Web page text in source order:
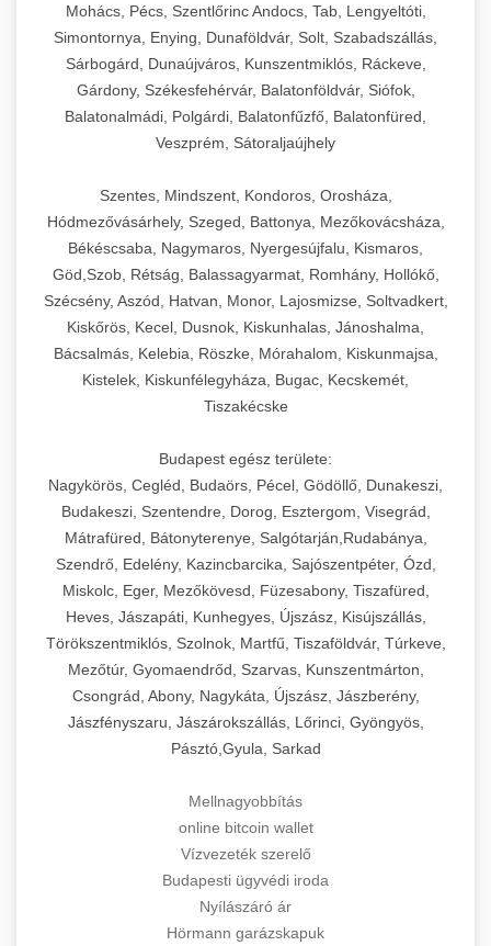
Mohács, Pécs, Szentlőrinc Andocs, Tab, Lengyeltóti,
Simontornya, Enying, Dunaföldvár, Solt, Szabadszállás,
Sárbogárd, Dunaújváros, Kunszentmiklós, Ráckeve,
Gárdony, Székesfehérvár, Balatonföldvár, Siófok,
Balatonalmádi, Polgárdi, Balatonfűzfő, Balatonfüred,
Veszprém, Sátoraljaújhely
Szentes, Mindszent, Kondoros, Orosháza,
Hódmezővásárhely, Szeged, Battonya, Mezőkovácsháza,
Békéscsaba, Nagymaros, Nyergesújfalu, Kismaros,
Göd,Szob, Rétság, Balassagyarmat, Romhány, Hollókő,
Szécsény, Aszód, Hatvan, Monor, Lajosmizse, Soltvadkert,
Kiskőrös, Kecel, Dusnok, Kiskunhalas, Jánoshalma,
Bácsalmás, Kelebia, Röszke, Mórahalom, Kiskunmajsa,
Kistelek, Kiskunfélegyháza, Bugac, Kecskemét,
Tiszakécske
Budapest egész területe:
Nagykörös, Cegléd, Budaörs, Pécel, Gödöllő, Dunakeszi,
Budakeszi, Szentendre, Dorog, Esztergom, Visegrád,
Mátrafüred, Bátonyterenye, Salgótarján,Rudabánya,
Szendrő, Edelény, Kazincbarcika, Sajószentpéter, Ózd,
Miskolc, Eger, Mezőkövesd, Füzesabony, Tiszafüred,
Heves, Jászapáti, Kunhegyes, Újszász, Kisújszállás,
Törökszentmiklós, Szolnok, Martfű, Tiszaföldvár, Túrkeve,
Mezőtúr, Gyomaendrőd, Szarvas, Kunszentmárton,
Csongrád, Abony, Nagykáta, Újszász, Jászberény,
Jászfényszaru, Jászárokszállás, Lőrinci, Gyöngyös,
Pásztó,Gyula, Sarkad
Mellnagyobbítás
online bitcoin wallet
Vízvezeték szerelő
Budapesti ügyvédi iroda
Nyílászáró ár
Hörmann garázskapuk